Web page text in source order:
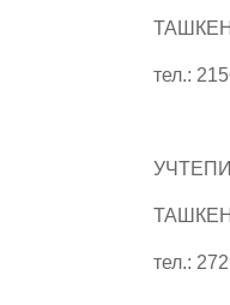
тел.:
тел.: